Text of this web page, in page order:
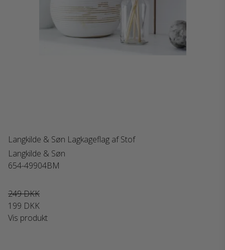
Langkilde & Søn Lagkageflag af Stof
Langkilde & Søn
654-49904BM
249 DKK
199 DKK
Vis produkt